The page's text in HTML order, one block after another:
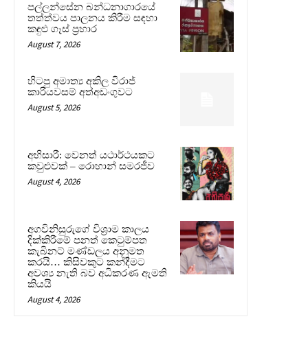
පල්ලන්සේන බන්ධනාගාරයේ
තත්ත්වය පාලනය කිරීම සඳහා
කඳුළු ගෑස් ප්‍රහාර
August 7, 2026
හිටපු අමාත්‍ය අකිල විරාජ්
කාරියවසම් අත්අඩංගුවට
August 5, 2026
අභිසාරී: වෙනත් යථාර්ථයකට
කවුළුවක් – රොහාන් සමරජීව
August 4, 2026
අගවිනිසුරුගේ විශ්‍රාම කාලය
දික්කිරීමේ පනත් කෙටුම්පත
කැබිනට් මණ්ඩලය අනුමත
කරයි… කිසිවකුට කන්දීමට
අවශ්‍ය නැති බව අධිකරණ ඇමති
කියයි
August 4, 2026